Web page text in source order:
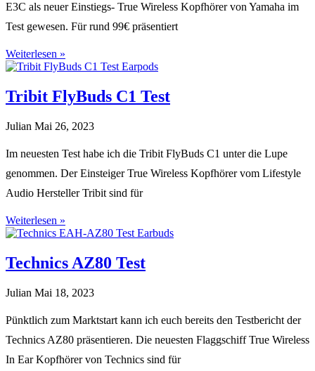
E3C als neuer Einstiegs- True Wireless Kopfhörer von Yamaha im
Test gewesen. Für rund 99€ präsentiert
Weiterlesen »
Tribit FlyBuds C1 Test
Julian Mai 26, 2023
Im neuesten Test habe ich die Tribit FlyBuds C1 unter die Lupe
genommen. Der Einsteiger True Wireless Kopfhörer vom Lifestyle
Audio Hersteller Tribit sind für
Weiterlesen »
Technics AZ80 Test
Julian Mai 18, 2023
Pünktlich zum Marktstart kann ich euch bereits den Testbericht der
Technics AZ80 präsentieren. Die neuesten Flaggschiff True Wireless
In Ear Kopfhörer von Technics sind für